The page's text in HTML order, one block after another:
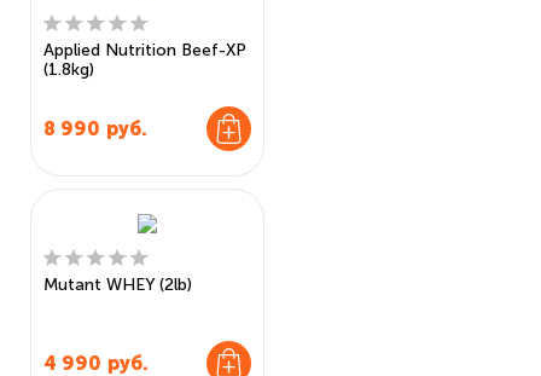
Applied Nutrition Beef-XP
(1.8kg)
8 990 руб.
Mutant WHEY (2lb)
4 990 руб.